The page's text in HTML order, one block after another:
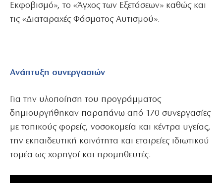
Εκφοβισμό», το «Άγχος των Εξετάσεων» καθώς και
τις «Διαταραχές Φάσματος Αυτισμού».
Ανάπτυξη συνεργασιών
Για την υλοποίηση του προγράμματος
δημιουργήθηκαν παραπάνω από 170 συνεργασίες
με τοπικούς φορείς, νοσοκομεία και κέντρα υγείας,
την εκπαιδευτική κοινότητα και εταιρείες ιδιωτικού
τομέα ως χορηγοί και προμηθευτές.